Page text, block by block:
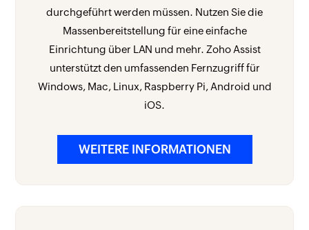
durchgeführt werden müssen. Nutzen Sie die
Massenbereitstellung für eine einfache
Einrichtung über LAN und mehr. Zoho Assist
unterstützt den umfassenden Fernzugriff für
Windows, Mac, Linux, Raspberry Pi, Android und
iOS.
WEITERE INFORMATIONEN